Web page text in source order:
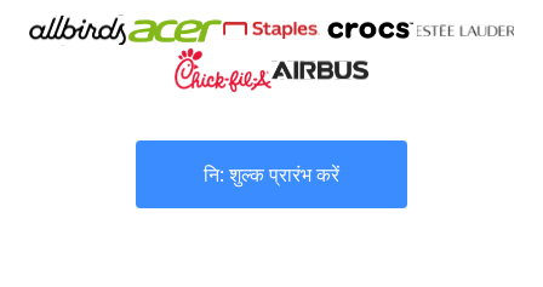
नि: शुल्क प्रारंभ करें